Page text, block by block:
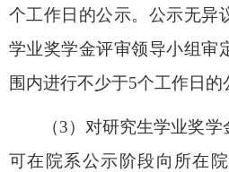
个工作日 的公示。公示无异
学业奖学金评审领导小组审
围内进行不少于5个工作日的
（3） 对研究生学业奖学
可在院系公示阶段向所在